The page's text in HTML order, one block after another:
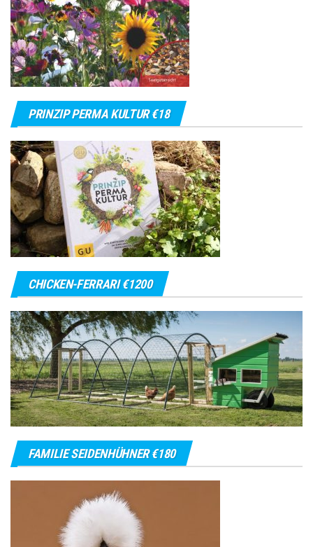
PRINZIP PERMA KULTUR €18
CHICKEN-FERRARI €1200
FAMILIE SEIDENHÜHNER €180